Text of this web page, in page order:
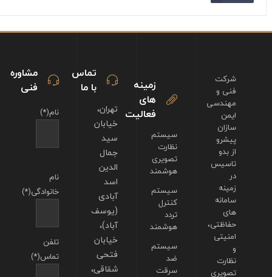
مشاوره
فنی
نام(*)
نام
خانوادگی(*)
تلفن
تماس(*)
تماس
با ما
تهران،
خیابان
سید
جمال
الدین
اسد
آبادی
(یوسف
آباد)،
خیابان
فتحی
شقاقی،
زمینه
های
فعالیت
سیستم
نظارت
تصویری
هوشمند
سیستم
کنترل
تردد
هوشمند
سیستم
ضد
سرقت
شرکت
فنی و
مهندسی
ایمن
سازان
پیشرو
از بدو
تاسیس
در
زمینه
سامانه
های
حفاظتی،
امنیتی
و
نظارت
تصویری